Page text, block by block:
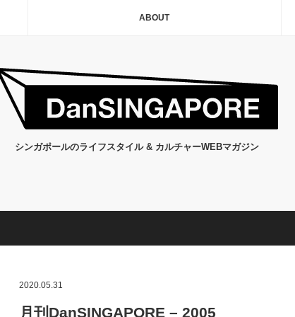
ABOUT
シンガポールのライフスタイル & カルチャーWEBマガジン
2020.05.31
月刊DanSINGAPORE – 2005